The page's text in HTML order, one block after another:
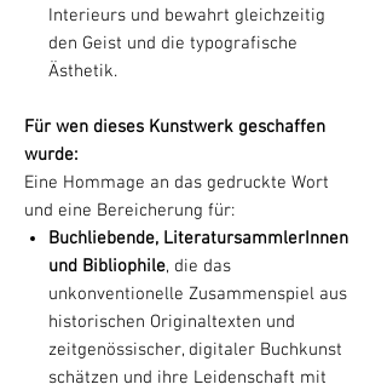
Interieurs und bewahrt gleichzeitig
den Geist und die typografische
Ästhetik.
Für wen dieses Kunstwerk geschaffen
wurde:
Eine Hommage an das gedruckte Wort
und eine Bereicherung für:
Buchliebende, LiteratursammlerInnen
und Bibliophile, die das
unkonventionelle Zusammenspiel aus
historischen Originaltexten und
zeitgenössischer, digitaler Buchkunst
schätzen und ihre Leidenschaft mit